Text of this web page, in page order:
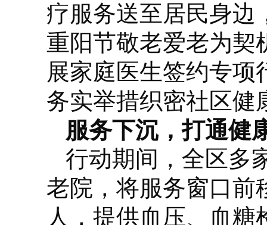
疗服务送至居民身边
重阳节敬老爱老为契
展家庭医生签约专
务实举措织密社区健
服务下沉，打通健
行动期间，全区多
老院，将服务窗口前
人，提供血压、血